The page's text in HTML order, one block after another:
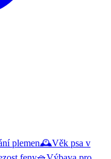
plemen🕰️Věk psa v